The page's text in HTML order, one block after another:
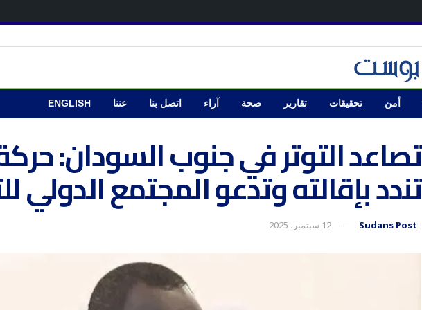
أمن تحقيقات تقارير صحة آراء اتصل بنا عننا ENGLISH
تصاعد التوتر في جنوب السودان:
تندد بإقالته وتدعو المجتمع الدولي
Sudans Post 12 سبتمبر، 2025